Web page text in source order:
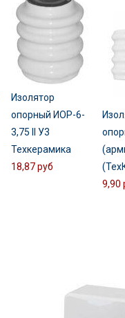
Изолятор
опорный ИОР-6-
3,75 II У3
Техкерамика
18,87 руб
9,90